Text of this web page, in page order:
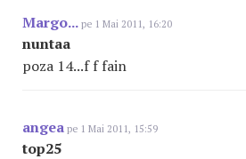
Margo... pe 1 Mai 2011, 16:20
nuntaa
poza 14...f f fain
angea pe 1 Mai 2011, 15:59
top25